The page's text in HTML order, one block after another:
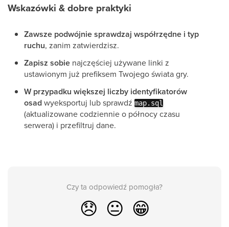
Wskazówki & dobre praktyki
Zawsze podwójnie sprawdzaj współrzędne i typ
ruchu, zanim zatwierdzisz.
Zapisz sobie najczęściej używane linki z
ustawionym już prefiksem Twojego świata gry.
W przypadku większej liczby identyfikatorów
osadwyeksportuj lub sprawdź map.sql
(aktualizowane codziennie o północy czasu
serwera) i przefiltruj dane.
Czy ta odpowiedź pomogła?
😞 😐 😁